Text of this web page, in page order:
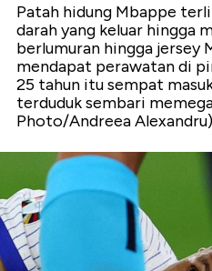
Patah hidung Mbappe
darah yang keluar hingga
berlumuran hingga jersey
mendapat perawatan di
25 tahun itu sempat
terduduk sembari
Photo/Andreea Alexandru)